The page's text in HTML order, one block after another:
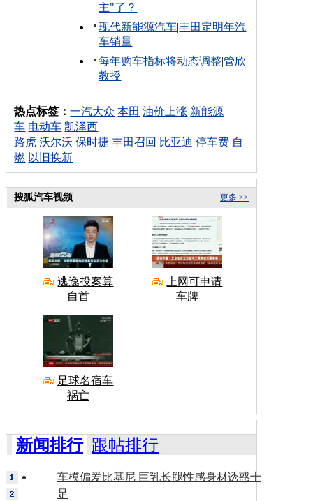
主"了？
现代新能源汽车|丰田定明年汽
车销量
每年购车指标将动态调整|管欣
教授
热点标签：一汽大众 本田 油价上涨 新能源
车 电动车 凯泽西
路虎 沃尔沃 保时捷 丰田召回 比亚迪 停车费 自
燃 以旧换新
更多 >>
搜狐汽车视频
逃逸投案算
自首
上网可申请
车牌
足球名宿车
祸亡
新闻排行 跟帖排行
车模偏爱比基尼 巨乳长腿性感身材诱惑十
足